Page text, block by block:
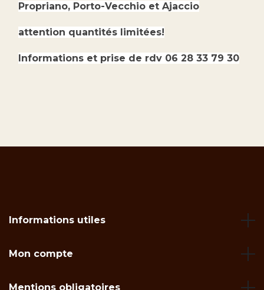
Propriano, Porto-Vecchio et Ajaccio
attention quantités limitées!
Informations et prise de rdv 06 28 33 79 30
Informations utiles
Mon compte
Mentions obligatoires